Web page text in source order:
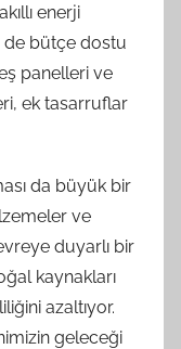
enerji
de bütçe dostu
panelleri ve
ek tasarruflar
da büyük bir
ve
duyarlı bir
kaynakları
azaltıyor.
geleceği